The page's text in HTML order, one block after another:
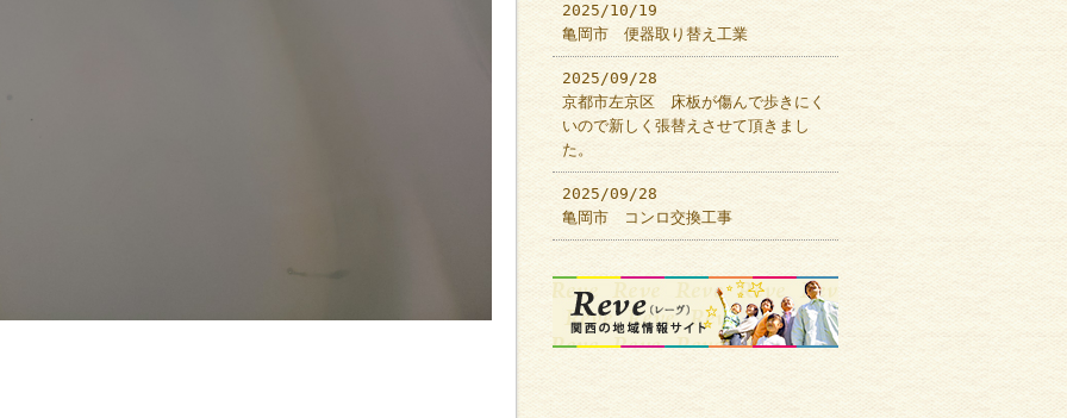
2025/10/19
亀岡市 便器取り替え工業
2025/09/28
京都市左京区 床板が傷んで歩きにく
いので新しく張替えさせて頂きまし
た。
2025/09/28
亀岡市 コンロ交換工事